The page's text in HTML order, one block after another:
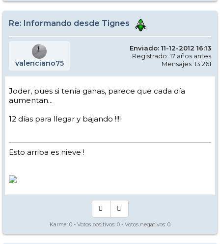
Re: Informando desde Tignes
valenciano75
Enviado: 11-12-2012 16:13
Registrado: 17 años antes
Mensajes: 13.261
Joder, pues si tenía ganas, parece que cada día
aumentan...
12 días para llegar y bajando !!!!
Esto arriba es nieve !
Karma: 0 - Votos positivos: 0 - Votos negativos: 0